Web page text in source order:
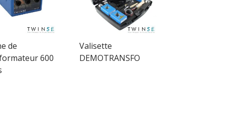
de
600
Valisette
DEMOTRANSFO